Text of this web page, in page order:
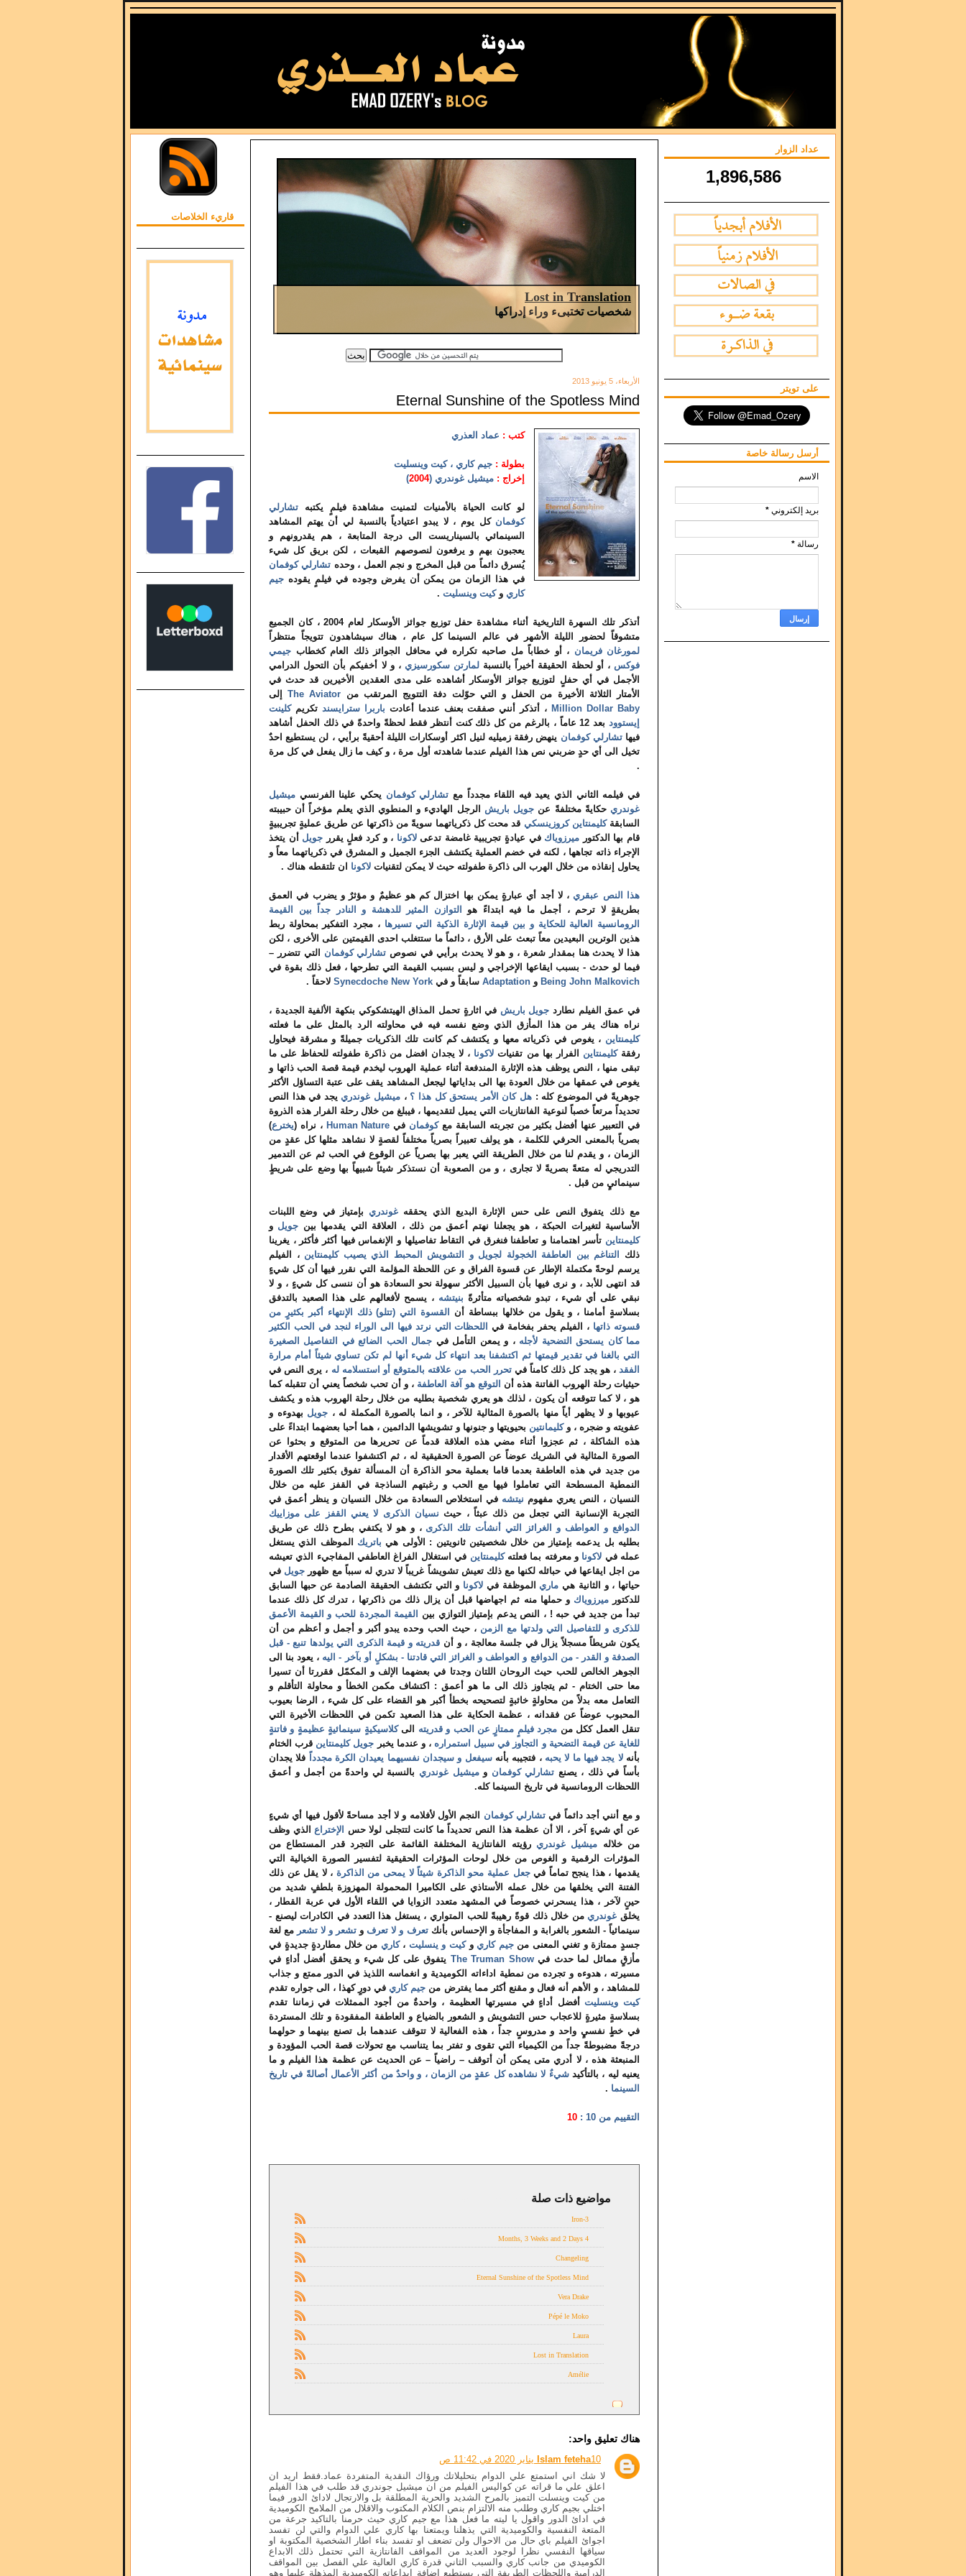
قاريء الخلاصات
Lost in Translation
شخصيات تختبىء وراء إدراكها
الأربعاء، 5 يونيو 2013
Eternal Sunshine of the Spotless Mind
كتب : عماد العذري
بطولة : جيم كاري ، كيت وينسليت
إخراج : ميشيل غوندري (2004
)
لو كانت الحياة بالأمنيات لتمنيت مشاهدة فيلمٍ يكتبه تشارلي
كوفمان كل يوم ، لا يبدو اعتيادياً بالنسبة لي أن يهتم المشاهد
السينمائي بالسيناريست الى درجة المتابعة ، هم يقدرونهم و
يعجبون بهم و يرفعون لنصوصهم القبعات ، لكن بريق كل شيء
يُسرق دائماً من قبل المخرج و نجم العمل ، وحده تشارلي كوفمان
في هذا الزمان من يمكن أن يفرض وجوده في فيلمٍ يقوده جيم
كاري وكيت وينسليت.
أتذكر تلك السهرة التاريخية أثناء مشاهدة حفل توزيع جوائز الأوسكار لعام 2004 ، كان الجميع
متشوقاً لحضور الليلة الأشهر في عالم السينما كل عام ، هناك سيشاهدون تتويجاً منتظراً
لمورغان فريمان ، أو خطاباً مل صاحبه تكراره في محافل الجوائز ذلك العام كخطاب جيمي
فوكس ، أو لحظة الحقيقة أخيراً بالنسبة لمارتن سكورسيزي ، و لا أخفيكم بأن التحول الدرامي
الأجمل في أي حفلٍ لتوزيع جوائز الأوسكار أشاهده على مدى العقدين الأخيرين قد حدث في
الأمتار الثلاثة الأخيرة من الحفل و التي حوّلت دفة التتويج المرتقب من The Aviator
إلى
Million Dollar Baby ، أتذكر أنني صفقت بعنف عندما أعادت باربرا سترايسند تكريمكلينت
إيستوود
بعد 12 عاماً ، بالرغم من كل ذلك كنت أنتظر فقط لحظةً واحدةً في ذلك الحفل أشاهد
فيهاتشارلي كوفمان ينهض رفقة زميليه لنيل اكثر أوسكارات الليلة أحقيةً برأيي ، لن يستطيع احدٌ
تخيل الى أي حدٍ ضربني نص هذا الفيلم عندما شاهدته أول مرة ، و كيف ما زال يفعل في كل مرة
.
في فيلمه الثاني الذي يعيد فيه اللقاء مجدداً مع تشارلي كوفمان يحكي علينا الفرنسي ميشيل
غوندري حكايةً مختلفةً عن جويل باريش الرجل الهاديء و المنطوي الذي يعلم مؤخراً أن حبيبته
السابقةكليمنتاين كروزينسكي قد محت كل ذكرياتهما سويةً من ذاكرتها عن طريق عمليةٍ تجريبيةٍ
قام بها الدكتور ميرزوياك في عيادةٍ تجريبية غامضة تدعىلاكونا ، و كرد فعلٍ يقرر جويل أن يتخذ
الإجراء ذاته تجاهها ، لكنه في خضم العملية يكتشف الجزء الجميل و المشرق في ذكرياتهما معاً و
يحاول إنقاذه من خلال الهرب الى ذاكرة طفولته حيث لا يمكن لتقنيات لاكونا ان تلتقطه هناك .
هذا النص عبقري ، لا أجد أي عبارةٍ يمكن بها اختزال كم هو عظيمٌ و مؤثرٌ و يضرب في العمق
بطريقةٍ لا ترحم ، أجمل ما فيه ابتداءً هو
التوازن المثير للدهشة و النادر جداً بين القيمة
الرومانسية العالية للحكاية و بين قيمة الإثارة الذكية التي تسيرها، مجرد التفكير بمحاولة ربط
هذين الوترين البعيدين معاً تبعث على الأرق ، دائماً ما ستتغلب احدى القيمتين على الأخرى ، لكن
هذا لا يحدث هنا بمقدار شعرة ، و هو لا يحدث برأيي في نصوص تشارلي كوفمان التي تتضرر –
فيما لو حدث - بسبب ايقاعها الإخراجي و ليس بسبب القيمة التي تطرحها ، فعل ذلك بقوة في
Being John Malkovich و Adaptation سابقاً و في Synecdoche New York لاحقاً .
في عمق الفيلم نطارد جويل باريش في اثارةٍ تحمل المذاق الهيتشكوكي بنكهة الألفية الجديدة ،
نراه هناك يفر من هذا المأزق الذي وضع نفسه فيه في محاولته الرد بالمثل على ما فعلته
كليمنتاين ، يغوص في ذكرياته معها و يكتشف كم كانت تلك الذكريات جميلةً و مشرقة فيحاول
رفقةكليمنتاين الفرار بها من تقنيات لاكونا ، لا يجدان افضل من ذاكرة طفولته للحفاظ على ما
تبقى منها ، النص يوظف هذه الإثارة المندفعة أثناء عملية الهروب ليخدم قيمة قصة الحب ذاتها و
يغوص في عمقها من خلال العودة بها الى بداياتها ليجعل المشاهد يقف على عتبة التساؤل الأكثر
جوهريةً في الموضوع كله : هل كان الأمر يستحق كل هذا ؟ ، ميشيل غوندري يجد في هذا النص
تحديداً مرتعاً خصباً لنوعية الفانتازيات التي يميل لتقديمها ، فيبلغ من خلال رحلة الفرار هذه الذروة
في التعبير عنها أفضل بكثير من تجربته السابقة معكوفمان في Human Nature ، نراه (يخترع)
بصرياً بالمعنى الحرفي للكلمة ، هو يولف تعبيراً بصرياً مختلفاً لقصةٍ لا نشاهد مثلها كل عقدٍ من
الزمان ، و يقدم لنا من خلال الطريقة التي يعبر بها بصرياً عن الوقوع في الحب ثم عن التدمير
التدريجي له متعةً بصريةً لا تجارى ، و من الصعوبة أن نستذكر شيئاً شبيهاً بها وضع على شريطٍ
سينمائيٍ من قبل .
مع ذلك يتفوق النص على حس الإثارة البديع الذي يحققه غوندري بإمتياز في وضع اللبنات
الأساسية لتغيرات الحبكة ، هو يجعلنا نهتم أعمق من ذلك ، العلاقة التي يقدمها بين جويل و
كليمنتاين تأسر اهتمامنا و تعاطفنا فنغرق في التقاط تفاصيلها و الإنغماس فيها أكثر فأكثر ، يغرينا
ذلك
التناغم بين العاطفة الخجولة لجويل و التشويش المحبط الذي يصيب كليمنتاين ، الفيلم
يرسم لوحةً مكتملة الإطار عن قسوة الفراق و عن اللحظة المؤلمة التي نقرر فيها أن كل شيءٍ
قد انتهى للأبد ، و نرى فيها بأن السبيل الأكثر سهولة نحو السعادة هو أن ننسى كل شيءٍ ، و لا
نبقي على أي شيء ، تبدو شخصياته متأثرةً بنيتشه ، يسمح لأفعالهم على هذا الصعيد بالتدفق
بسلاسةٍ أمامنا ، و يقول من خلالها ببساطة أن
القسوة التي (تتلو) ذلك الإنتهاء أكبر بكثيرٍ من
قسوته ذاتها ، الفيلم يحفر بفخامة في اللحظات التي نرتد فيها الى الوراء لنجد في الحب الكثير
مما كان يستحق التضحية لأجله ، و يمعن التأمل في جمال الحب الضائع في التفاصيل الصغيرة
التي بالغنا في تقدير قيمتها ثم اكتشفنا بعد انتهاء كل شيء أنها لم تكن تساوي شيئاً أمام مرارة
الفقد، هو يجد كل ذلك كامناً فيتحرر الحب من علاقته بالمتوقع أو استسلامه له ، يرى النص في
حيثيات رحلة الهروب الفاتنة هذه أن التوقع هو آفة العاطفة ، و أن تحب شخصاً يعني أن تتقبله كما
هو ، لا كما تتوقعه أن يكون ، لذلك هو يعري شخصية بطليه من خلال رحلة الهروب هذه و يكشف
عيوبها و لا يظهر أياً منها بالصورة المثالية للآخر ، و انما بالصورة المكملة له ، جويل بهدوءه و
عفويته و ضجره ، وكليمانتين بحيويتها و جنونها و تشويشها الدائمين ، هما أحبا بعضهما ابتداءً على
هذه الشاكلة ، ثم عجزوا أثناء مضي هذه العلاقة قدماً عن تحريرها من المتوقع و بحثوا عن
الصورة المثالية في الشريك عوضاً عن الصورة الحقيقية له ، ثم اكتشفوا عندما اوقعتهم الأقدار
من جديد في هذه العاطفة بعدما قاما بعملية محو الذاكرة أن المسألة تفوق بكثير تلك الصورة
النمطية المسطحة التي تعاملوا فيها مع الحب و رغبتهم الساذجة في القفز عليه من خلال
النسيان ، النص يعري مفهوم نيتشه في استخلاص السعادة من خلال النسيان و ينظر أعمق في
التجربة الإنسانية التي تجعل من ذلك عبثاً ، حيث نسيان الذكرى لا يعني القفز على موزاييك
الدوافع و العواطف و الغرائز التي أنشأت تلك الذكرى ، و هو لا يكتفي بطرح ذلك عن طريق
بطليه بل يدعمه بإمتياز من خلال شخصيتين ثانويتين : الأولى هي باتريك الموظف الذي يستغل
عمله في لاكونا و معرفته بما فعلتهكليمنتاين في استغلال الفراغ العاطفي المفاجيء الذي تعيشه
من اجل ايقاعها في حبائله لكنها مع ذلك تعيش تشويشاً غريباً لا تدري له سبباً مع ظهور جويل في
حياتها ، و الثانية هي ماري الموظفة في لاكونا و التي تكتشف الحقيقة الصادمة عن حبها السابق
للدكتورميرزوياك و حملها منه ثم اجهاضها قبل أن يزال ذلك من ذاكرتها ، تدرك كل ذلك عندما
تبدأ من جديد في حبه ! ، النص يدعم بإمتياز التوازي بين
القيمة المجردة للحب و القيمة الأعمق
للذكرى و للتفاصيل التي ولدتها مع الزمن ، حيث الحب وحده يبدو أكبر و أجمل و أعظم من أن
يكون شريطاً مسجلاً يزال في جلسة معالجة ، و أن قدريته و قيمة الذكرى التي يولدها تنبع - قبل
الصدفة و القدر - من الدوافع و العواطف و الغرائز التي قادتنا - بشكلٍ أو بآخر - اليه ، يعود بنا الى
الجوهر الخالص للحب حيث الروحان اللتان وجدتا في بعضهما الإلف و المكمّل فقررتا أن تسيرا
معا حتى الختام - ثم يتجاوز ذلك الى ما هو أعمق : اكتشاف مكمن الخطأ و محاولة التأقلم و
التعامل معه بدلاً من محاولةٍ خائبةٍ لتصحيحه بخطأ أكبر هو القضاء على كل شيء ، الرضا بعيوب
المحبوب عوضاً عن فقدانه ، عظمة الحكاية على هذا الصعيد تكمن في اللحظات الأخيرة التي
تنقل العمل ككل من مجرد فيلمٍ ممتازٍ عن الحب و قدريته الىكلاسيكيةٍ سينمائيةٍ عظيمةٍ و فاتنةٍ
للغاية عن قيمة التضحية و التجاوز في سبيل استمراره، و عندما يخبر جويل كليمنتاين قرب الختام
بأنهلا يجد فيها ما لا يحبه ، فتجيبه بأنهسيفعل و سيجدان نفسيهما يعيدان الكرة مجدداً فلا يجدان
بأساً في ذلك ، يصنع تشارلي كوفمان وميشيل غوندري بالنسبة لي واحدةً من أجمل و أعمق
اللحظات الرومانسية في تاريخ السينما كله.
و مع أنني أجد دائماً في تشارلي كوفمان النجم الأول لأفلامه و لا أجد مساحةً لأقول فيها أي شيءٍ
عن أي شيءٍ آخر ، الا أن عظمة هذا النص تحديداً ما كانت لتتجلى لولا حس
الإختراعالذي وظف
من خلاله ميشيل غوندري رؤيته الفانتازية المختلفة القائمة على التجرد قدر المستطاع من
المؤثرات الرقمية و الغوص من خلال لوحات المؤثرات الحقيقية لتفسير الصورة الخيالية التي
يقدمها ، هذا ينجح تماماً فيجعل عملية محو الذاكرة شيئاً لا يمحى من الذاكرة ، لا يقل عن ذلك
الفتنة التي يخلقها من خلال عمله الأستاذي على الكاميرا المحمولة المهزوزة بلطفٍ شديد من
حينٍ لآخر ، هذا يسحرني خصوصاً في المشهد متعدد الزوايا في اللقاء الأول في عربة القطار ،
يخلق غوندري من خلال ذلك قوةً رهيبةً للحب المتواري ، يستغل هذا التعدد في الكادرات ليصنع -
سينمائياً - الشعور بالغرابة و المفاجأة و الإحساس بأنكتعرف و لا تعرفو تشعر و لا تشعر مع لغة
جسدٍ ممتازة و تغني المعنى منجيم كاري وكيت و ينسليت ،كاري من خلال مطاردةٍ جديدةٍ في
مأزقٍ مماثل لما حدث فيThe Truman Show يتفوق على كل شيء و يحقق أفضل أداءٍ في
مسيرته ، هدوءه و تجرده من نمطية اداءاته الكوميدية و انغماسه اللذيذ في الدور ممتع و جذاب
للمشاهد ، و الأهم أنه فعال و مقنع أكثر مما يفترض من جيم كاري في دورٍ كهذا ، الى جواره تقدم
كيت وينسليتأفضل أداءٍ في مسيرتها العظيمة ، واحدةٌ من أجود الممثلات في زماننا تقدم
بسلاسةٍ مثيرةٍ للاعجاب حس التشويش و الشعور بالضياع و العاطفة المفقودة و تلك المستردة
في خطٍ نفسيٍ واحد و مدروسٍ جداً ، هذه الفعالية لا تتوقف عندهما بل تصنع بينهما و حولهما
درجةً مضبوطةً جداً من الكيمياء التي تقوى و تفتر بما يتناسب مع تحولات قصة الحب المؤودة و
المنبعثة هذه ، لا أدري متى يمكن أن أتوقف – راضياً – عن الحديث عن عظمة هذا الفيلم و ما
يعنيه ليه ، بالتأكيدشيءٌ لا نشاهده كل عقدٍ من الزمان ، و واحدٌ من أكثر الأعمال أصالةً في تاريخ
السينما .
التقييم من 10 : 10
مواضيع ذات صلة
3-Iron
4 Months, 3 Weeks and 2 Days
Changeling
Eternal Sunshine of the Spotless Mind
Vera Drake
Pépé le Moko
Laura
Lost in Translation
Amélie
هناك تعليق واحد:
Islam feteha10 يناير 2020 في 11:42 ص
لا شك اني استمتع علي الدوام بتحليلاتك ورؤاك النقدية المتفردة عماد.فقط اريد ان
اعلق علي ما قراته عن كواليس الفيلم من ان ميشيل جوندري قد طلب في هذا الفيلم
من كيت وينسلت التميز بالمرح الشديد والحرية المطلقة بل والارتجال لادائ الدور فيما
اختلي بجيم كاري وطلب منه الالتزام بنص الكلام المكتوب والاقلال من الملامح الكوميدية
في ادائ الدور واقول يا ليته ما فعل هذا مع جيم كاري حيث حرمنا بالتاكيد جرعة من
المتعة النفسية والكوميدية التي يذهلنا ويمتعنا بها كاري علي الدوام والتي لن تفسد
اجوائ الفيلم باي حال من الاحوال ولن تضعف او تفسد بناء اطار الشخصية المكتوبة او
سياقها النفسي نظرا لوجود العديد من المواقف الفانتازية التي تحتمل ذلك الابداع
الكوميدي من جانب كاري والسبب الثاني قدرة كاري العالية علي الفصل بين المواقف
الدرامية واللحظات الطريفة التي يستطيع اضافة ابداعاته الكوميدية المذهلة عليها وهو
عداد الزوار
1,896,586
على تويتر
أرسل رسالة خاصة
الاسم
بريد إلكتروني *
رسالة *